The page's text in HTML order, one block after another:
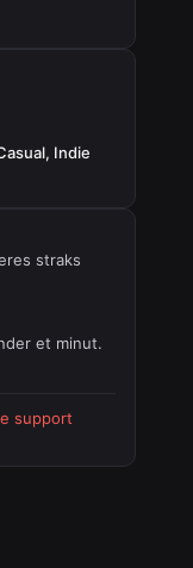
Indie
straks
et minut.
support